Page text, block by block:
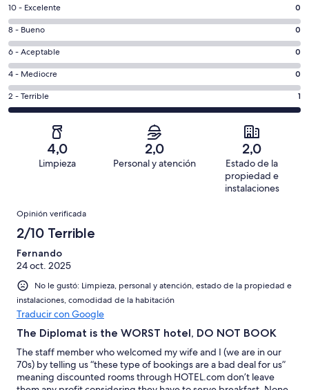
Evaluación:
10
-
Excelente.
0
de
1
opiniones
10 - Excelente 0
Evaluación:
8
-
Bueno.
0
de
opiniones
8 - Bueno 0
Evaluación:
6
-
Aceptable.
0
opiniones
6 - Aceptable 0
Evaluación:
4
-
4 - Mediocre 0
Evaluación:
2
2 - Terrible 1
4,0
Limpieza
2,0
Personal y atención
2,0
Estado de la
propiedad e
instalaciones
Opiniones
Opinión verificada
2/10 Terrible
Fernando
24 oct. 2025
No le gustó: Limpieza, personal y atención, estado de la propiedad e
instalaciones, comodidad de la habitación
Traducir con Google
The Diplomat is the WORST hotel, DO NOT BOOK
The staff member who welcomed my wife and I (we are in our
70s) by telling us “these type of bookings are a bad deal for us”
meaning discounted rooms through HOTEL.com don’t leave